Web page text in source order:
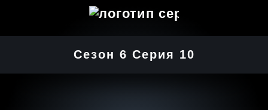
Сезон 6 Серия 10